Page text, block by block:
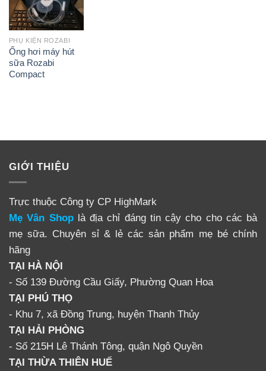
PHỤ KIỆN ROZABI
Ống hơi máy hút
sữa Rozabi
Compact
GIỚI THIỆU
Trực thuộc Công ty CP HighMark
Mẹ Vân Shoplà địa chỉ đáng tin cậy cho cho các bà
mẹ sữa. Chuyên sỉ & lẻ các sản phẩm mẹ bé chính
hãng
TẠI HÀ NỘI
- Số 139 Đường Cầu Giấy, Phường Quan Hoa
TẠI PHÚ THỌ
- Khu 7, xã Đồng Trung, huyện Thanh Thủy
TẠI HẢI PHÒNG
- Số 215H Lê Thánh Tông, quận Ngô Quyền
TẠI THỪA THIÊN HUẾ